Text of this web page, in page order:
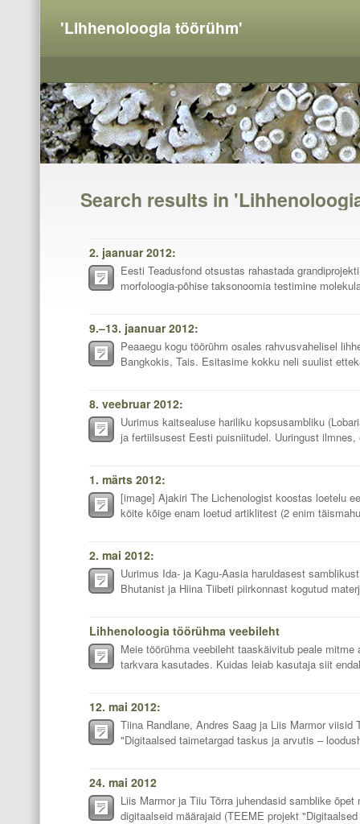
'Lihhenoloogia töörühm'
Search results in
2. jaanuar 2012:
Eesti Teadusfond otsustas rahastada
morfoloogia-põhise taksonoomia testimine
9.–13. jaanuar 2012:
Peaaegu kogu töörühm osales rahvusvahelisel
Bangkokis, Tais. Esitasime kokku neli suulist
8. veebruar 2012:
Uurimus kaitsealuse hariliku kopsusambliku
ja fertiilsusest Eesti puisniitudel. Uuringust
1. märts 2012:
[image] Ajakiri The Lichenologist koostas loetelu
köite kõige enam loetud artiklitest (2 enim
2. mai 2012:
Uurimus Ida- ja Kagu-Aasia haruldasest
Bhutanist ja Hiina Tiibeti piirkonnast kogutud
Lihhenoloogia töörühma veebileht
Meie töörühma veebileht taaskäivitub peale
tarkvara kasutades. Kuidas leiab kasutaja siit
12. mai 2012:
Tiina Randlane, Andres Saag ja Liis Marmor viisid
"Digitaalsed taimetargad taskus ja arvutis –
24. mai 2012
Liis Marmor ja Tiiu Tõrra juhendasid samblike
digitaalseid määrajaid (TEEME projekt